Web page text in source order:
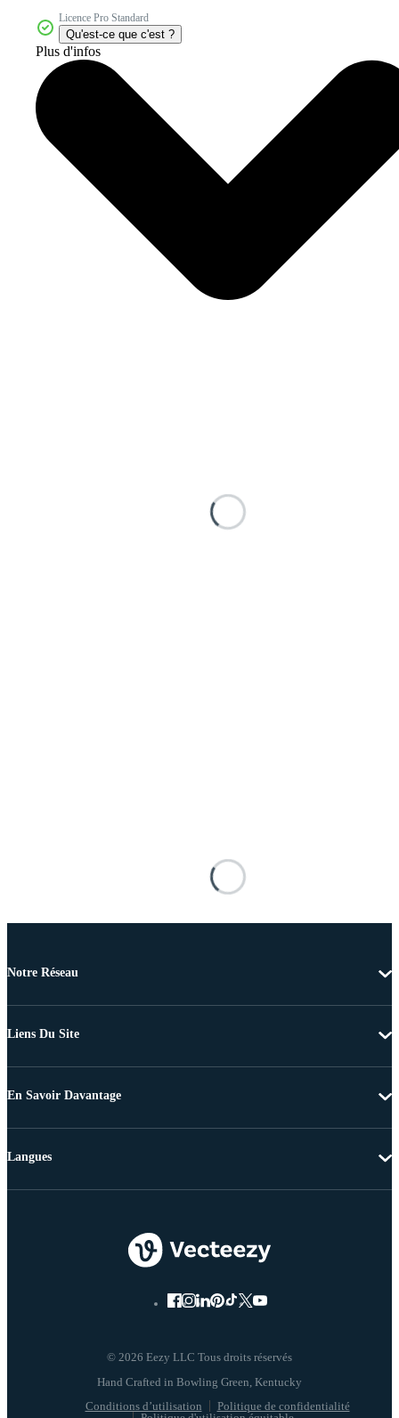
Licence Pro Standard
Qu'est-ce que c'est ?
Plus d'infos
Notre Réseau
Liens Du Site
En Savoir Davantage
© 2026 Eezy LLC Tous droits réservés
Conditions d’utilisation
Politique de confidentialité
Langues